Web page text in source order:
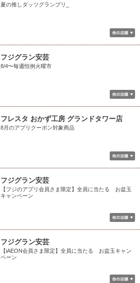
夏の推しダッツグランプリ_
フジグラン安芸
8/4〜毎週恒例火曜市
フレスタ おかず工房 グランドタワー店
8月のアプリクーポン対象商品
フジグラン安芸
【フジのアプリ会員さま限定】全員に当たる お盆玉
キャンペーン
フジグラン安芸
【iAEON会員さま限定】全員に当たる お盆玉キャン
ペーン